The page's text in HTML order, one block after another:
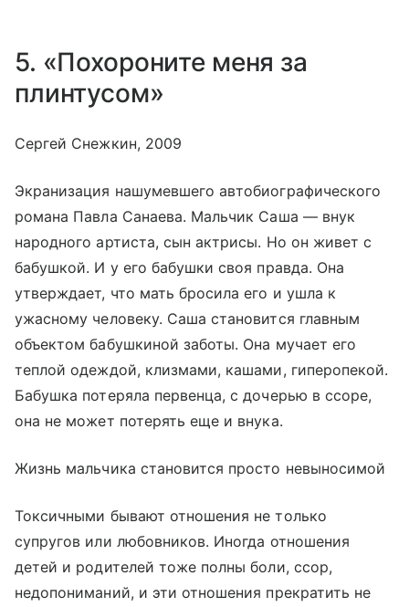
5. «Похороните меня за
плинтусом»
Сергей Снежкин, 2009
Экранизация нашумевшего автобиографического
романа Павла Санаева. Мальчик Саша — внук
народного артиста, сын актрисы. Но он живет с
бабушкой. И у его бабушки своя правда. Она
утверждает, что мать бросила его и ушла к
ужасному человеку. Саша становится главным
объектом бабушкиной заботы. Она мучает его
теплой одеждой, клизмами, кашами, гиперопекой.
Бабушка потеряла первенца, с дочерью в ссоре,
она не может потерять еще и внука.
Жизнь мальчика становится просто невыносимой
Токсичными бывают отношения не только
супругов или любовников. Иногда отношения
детей и родителей тоже полны боли, ссор,
недопониманий, и эти отношения прекратить не